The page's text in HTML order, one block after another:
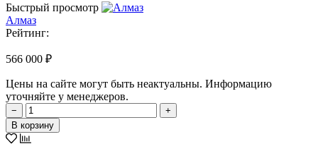
Быстрый просмотр
Алмаз
Рейтинг:
566 000 ₽
Цены на сайте могут быть неактуальны. Информацию
уточняйте у менеджеров.
−
+
В корзину